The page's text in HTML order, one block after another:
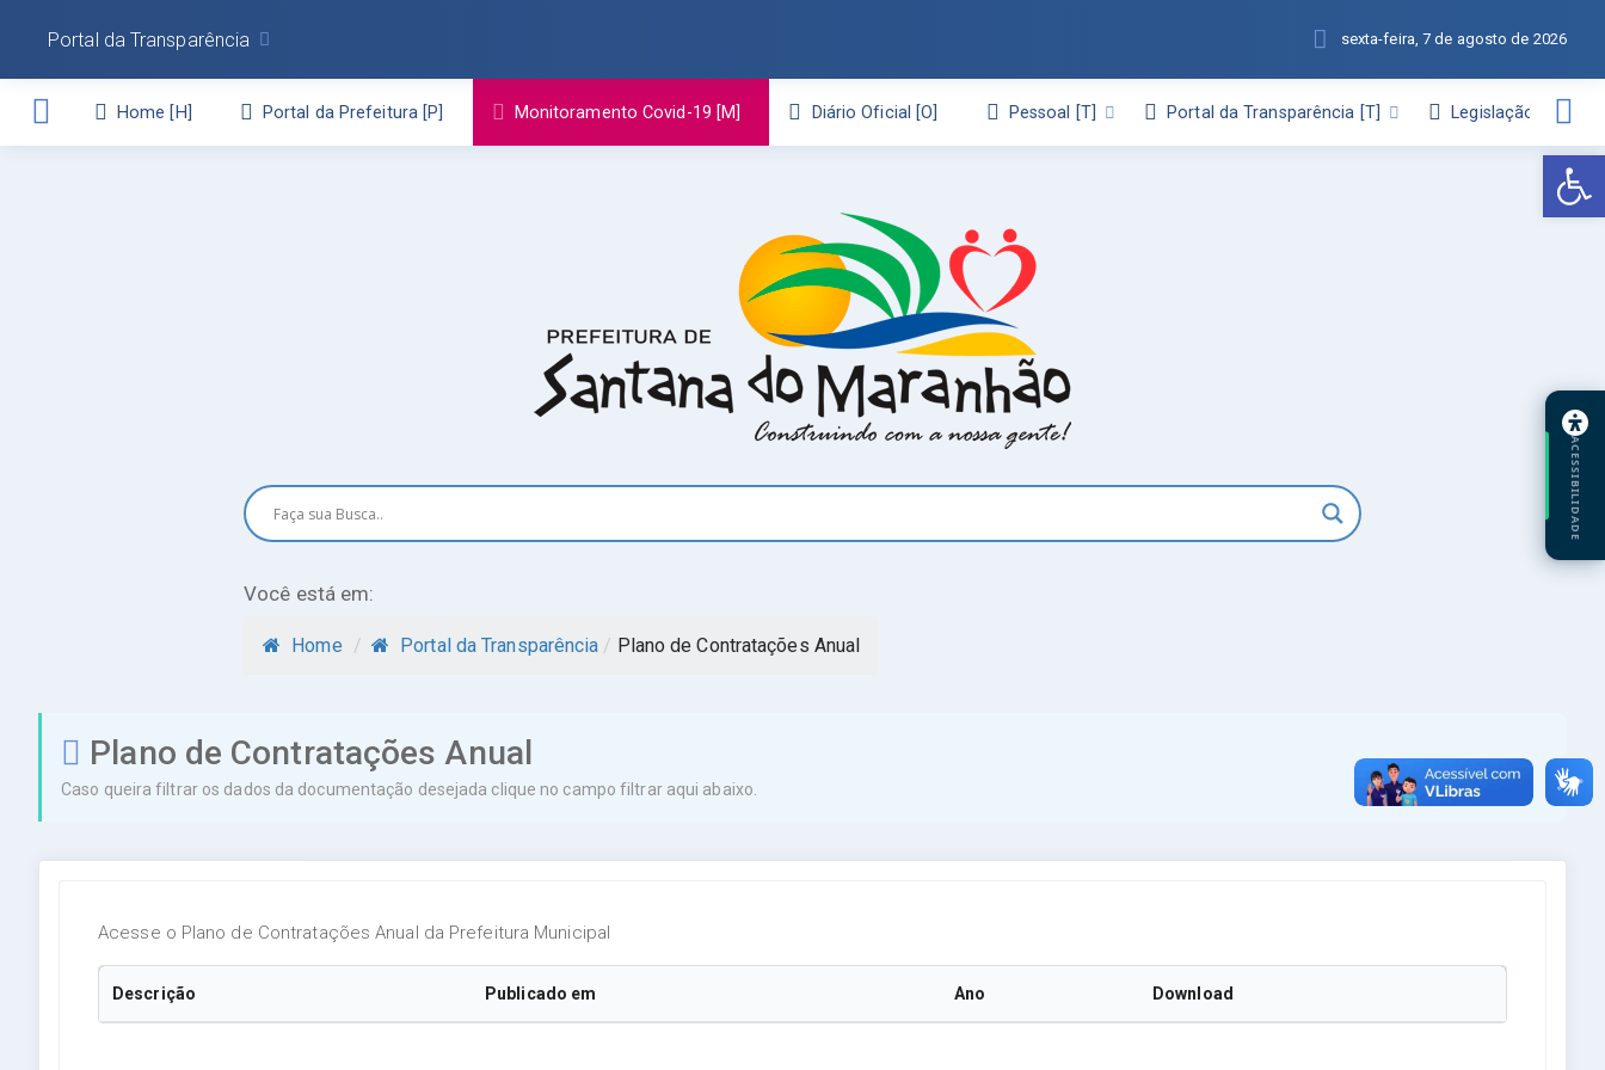
Home Portal da Prefeitura Monitoramento Covid-19 Diário Oficial Pessoal Portal da Transparência Legislação
Portal da Transparência sexta-feira, 7 de agosto de 2026
Você está em:
Home / Portal da Transparência / Plano de Contratações Anual
Plano de Contratações Anual
Caso queira filtrar os dados da documentação desejada clique no campo filtrar aqui abaixo.
Acesse o Plano de Contratações Anual da Prefeitura Municipal
Descrição Publicado em Ano Download
ACESSIBILIDADE